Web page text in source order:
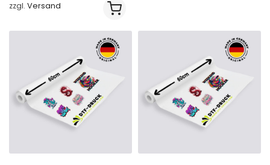
zzgl. Versand